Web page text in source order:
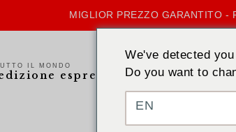
MIGLIOR PREZZO GARANTITO -
IL MONDO
espressa
We've detected
Do you want to
EN